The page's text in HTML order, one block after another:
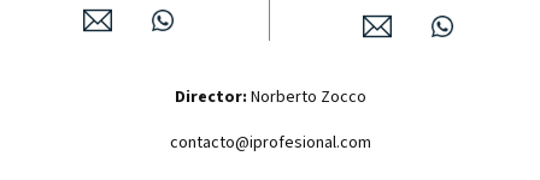
Director: Norberto Zocco
contacto@iprofesional.com